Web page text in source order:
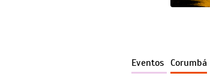
Eventos Corumbá